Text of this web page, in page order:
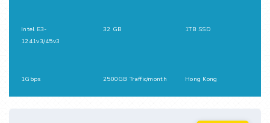
Intel E3-
1241v3/45v3
32 GB 1TB SSD
1Gbps 2500GB Traffic/month Hong Kong